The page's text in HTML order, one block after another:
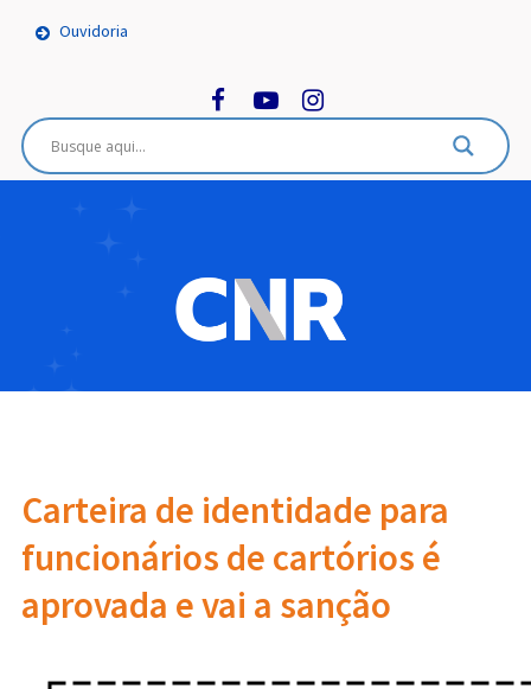
Ouvidoria
Carteira de identidade para
funcionários de cartórios é
aprovada e vai a sanção